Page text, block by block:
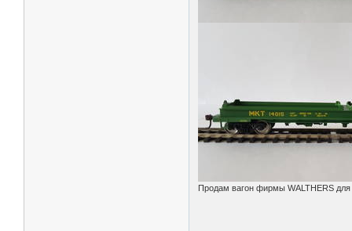
Продам вагон фирмы WALTHERS для